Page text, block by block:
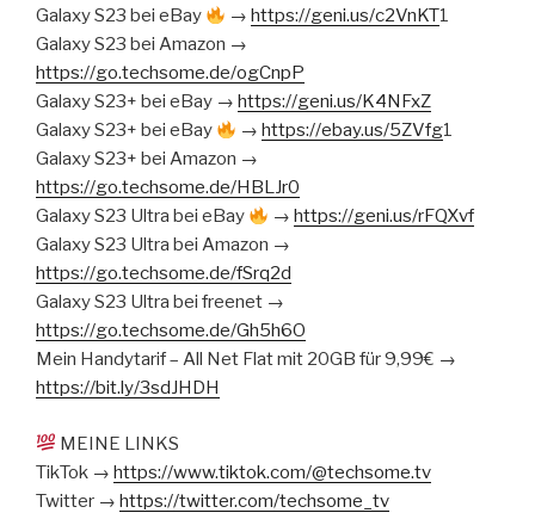
Galaxy S23 bei eBay
→ https://geni.us/c2VnKT1
Galaxy S23 bei Amazon →
https://go.techsome.de/ogCnpP
Galaxy S23+ bei eBay → https://geni.us/K4NFxZ
Galaxy S23+ bei eBay
→ https://ebay.us/5ZVfg1
Galaxy S23+ bei Amazon →
https://go.techsome.de/HBLJr0
Galaxy S23 Ultra bei eBay
→ https://geni.us/rFQXvf
Galaxy S23 Ultra bei Amazon →
https://go.techsome.de/fSrq2d
Galaxy S23 Ultra bei freenet →
https://go.techsome.de/Gh5h6O
Mein Handytarif – All Net Flat mit 20GB für 9,99€ →
https://bit.ly/3sdJHDH
MEINE LINKS
TikTok → https://www.tiktok.com/@techsome.tv
Twitter → https://twitter.com/techsome_tv